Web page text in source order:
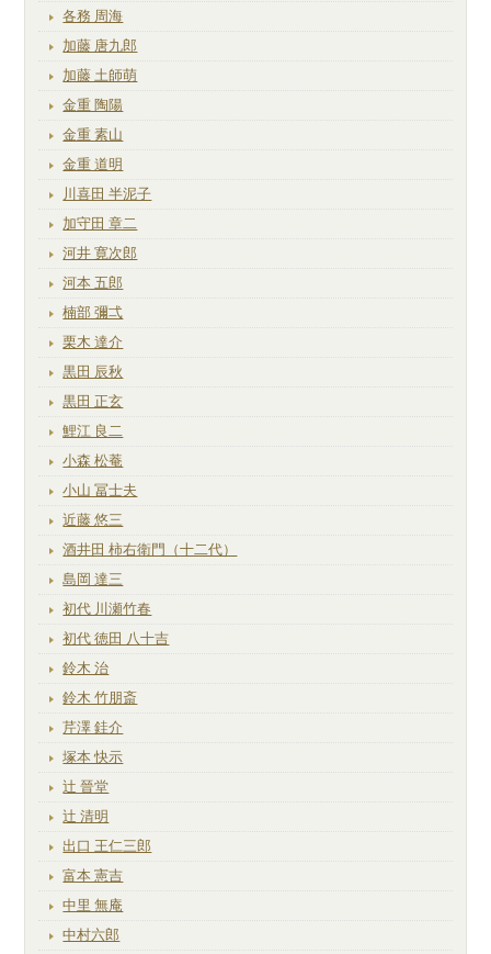
各務 周海
加藤 唐九郎
加藤 土師萌
金重 陶陽
金重 素山
金重 道明
川喜田 半泥子
加守田 章二
河井 寛次郎
河本 五郎
楠部 彌弌
栗木 達介
黒田 辰秋
黒田 正玄
鯉江 良二
小森 松菴
小山 冨士夫
近藤 悠三
酒井田 柿右衛門（十二代）
島岡 達三
初代 川瀬竹春
初代 徳田 八十吉
鈴木 治
鈴木 竹朋斎
芹澤 銈介
塚本 快示
辻 晉堂
辻 清明
出口 王仁三郎
富本 憲吉
中里 無庵
中村六郎